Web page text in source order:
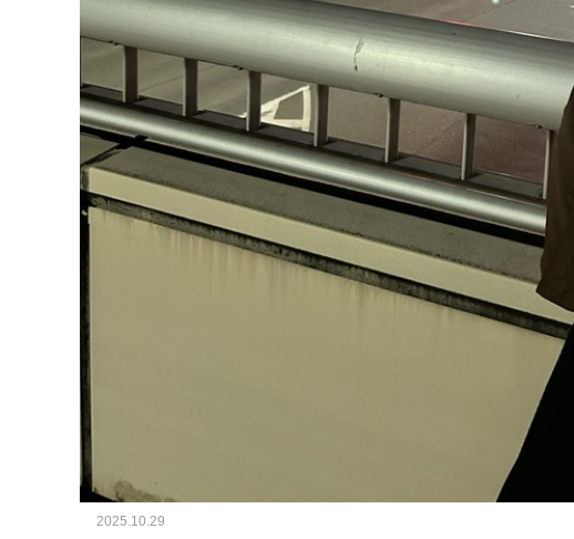
2025.10.29